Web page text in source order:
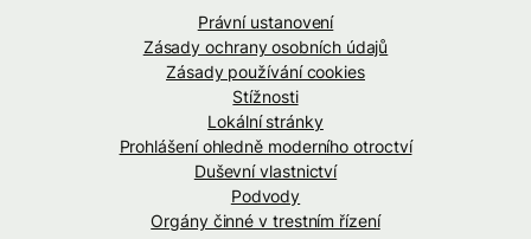
Právní ustanovení
Zásady ochrany osobních údajů
Zásady používání cookies
Stížnosti
Lokální stránky
Prohlášení ohledně moderního otroctví
Duševní vlastnictví
Podvody
Orgány činné v trestním řízení